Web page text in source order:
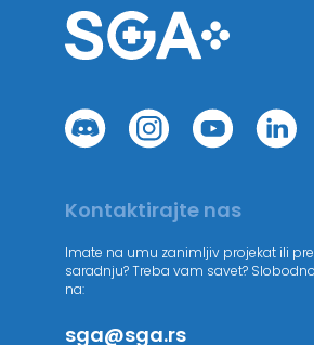
Kontaktirajte nas
Imate na umu zanimljiv projekat ili
saradnju? Treba vam savet?
na:
sga@sga.rs